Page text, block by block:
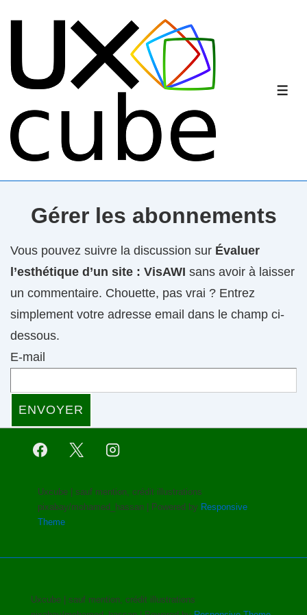
contenu
Gérer les abonnements
Vous pouvez suivre la discussion sur Évaluer
l’esthétique d’un site : VisAWI sans avoir à laisser
un commentaire. Chouette, pas vrai ? Entrez
simplement votre adresse email dans le champ ci-
dessous.
E-mail
Uxcube | sauf mention, crédit illustrations
pixabay/mohamed_hassan
| Powered by Responsive
Theme
Uxcube | sauf mention, crédit illustrations